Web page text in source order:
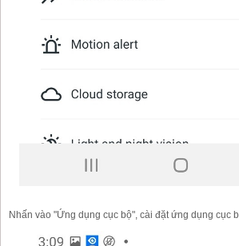
Nhấn vào "Ứng dụng cục bộ", cài đặt ứng dụng cục